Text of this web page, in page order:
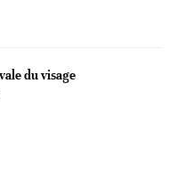
du visage